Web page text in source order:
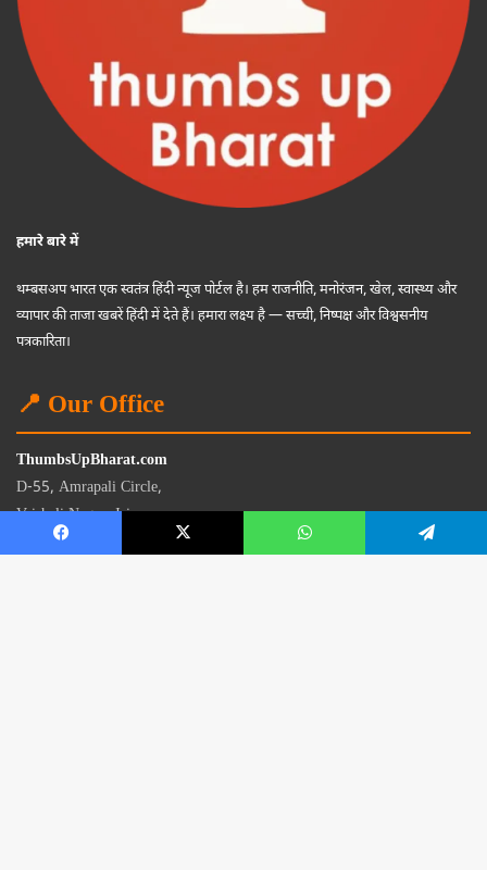
हमारे बारे में
थम्बसअप भारत एक स्वतंत्र हिंदी न्यूज पोर्टल है। हम राजनीति, मनोरंजन, खेल, स्वास्थ्य और
व्यापार की ताजा खबरें हिंदी में देते हैं। हमारा लक्ष्य है — सच्ची, निष्पक्ष और विश्वसनीय
पत्रकारिता।
📍 Our Office
ThumbsUpBharat.com
D-55, Amrapali Circle,
Vaishali Nagar, Jaipur
Rajasthan - 302021